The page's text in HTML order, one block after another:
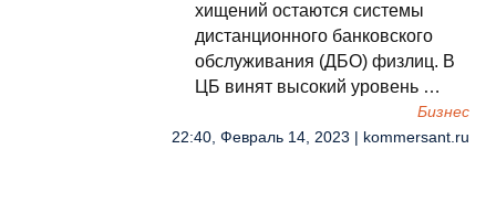
хищений остаются системы
дистанционного банковского
обслуживания (ДБО) физлиц. В
ЦБ винят высокий уровень …
Бизнес
22:40, Февраль 14, 2023 | kommersant.ru